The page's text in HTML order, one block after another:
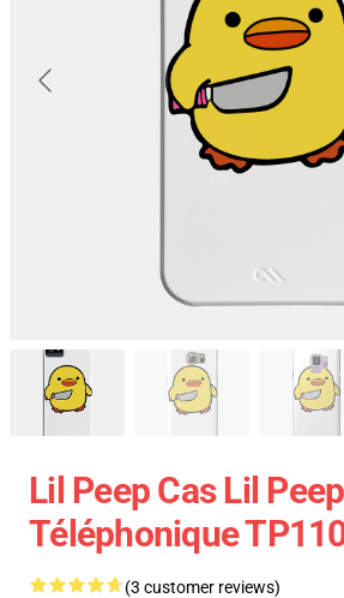
Lil Peep Cas Lil
Téléphonique
(3 customer reviews)